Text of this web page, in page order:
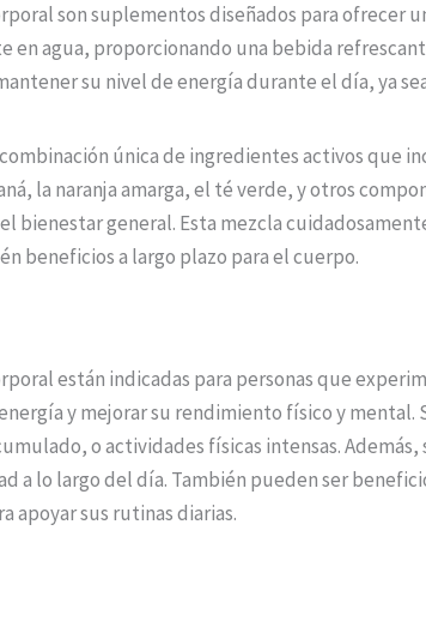
son suplementos diseñados para
agua, proporcionando una bebida
su nivel de energía durante el día, ya
única de ingredientes activos
la naranja amarga, el té verde, y otros
bienestar general. Esta mezcla
beneficios a largo plazo para el cuerpo.
están indicadas para personas que
y mejorar su rendimiento físico y
o actividades físicas intensas.
a lo largo del día. También pueden ser
apoyar sus rutinas diarias.